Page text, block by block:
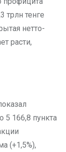
трлн тенге
нетто-
расти,
5 166,8 пункта
(+1,5%),